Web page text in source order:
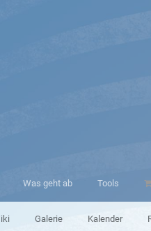
Galerie Kalender
Was geht ab Tools